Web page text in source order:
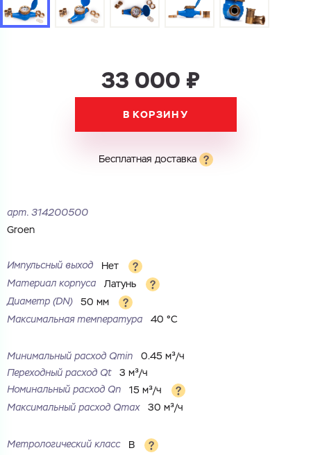
33 000 ₽
В КОРЗИНУ
Бесплатная доставка
арт. 314200500
Groen
Импульсный выход
Нет
Материал корпуса
Латунь
Диаметр (DN)
50 мм
Максимальная температура
40 °С
Минимальный расход Qmin
0.45 м³/ч
Переходный расход Qt
3 м³/ч
Номинальный расход Qn
15 м³/ч
Максимальный расход Qmax
30 м³/ч
Метрологический класс
B